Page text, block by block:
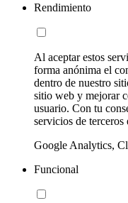
Rendimiento
Al aceptar estos
forma anónima el
dentro de nuestro
sitio web y mejorar
usuario. Con tu
servicios de terceros
Google Analytics,
Funcional